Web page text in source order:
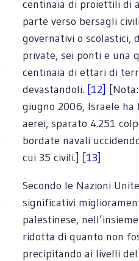
centinaia di proiettili di
parte verso bersagli
governativi o scolastici,
private, sei ponti e una
centinaia di ettari di
devastandoli. [12]
giugno 2006, Israele
aerei, sparato 4.251
bordate navali
cui 35 civili.] [13]
Secondo le Nazioni
significativi
palestinese,
ridotta di quanto non
precipitando ai livelli